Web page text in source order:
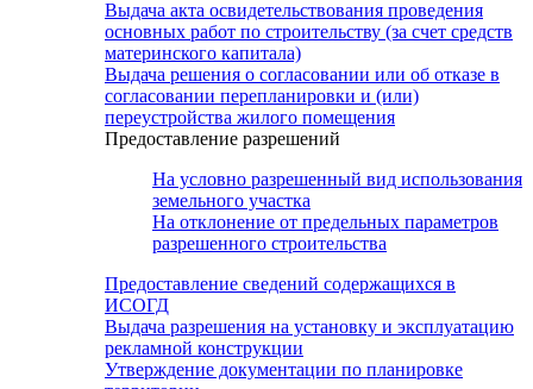
Выдача акта освидетельствования проведения
основных работ по строительству (за счет средств
материнского капитала)
Выдача решения о согласовании или об отказе в
согласовании перепланировки и (или)
переустройства жилого помещения
Предоставление разрешений
На условно разрешенный вид использования
земельного участка
На отклонение от предельных параметров
разрешенного строительства
Предоставление сведений содержащихся в
ИСОГД
Выдача разрешения на установку и эксплуатацию
рекламной конструкции
Утверждение документации по планировке